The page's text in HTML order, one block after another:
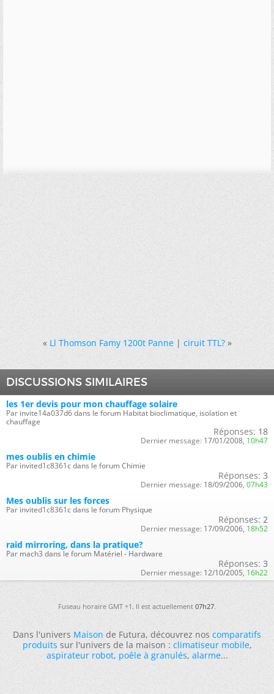
« Ll Thomson Famy 1200t Panne|ciruit TTL? »
DISCUSSIONS SIMILAIRES
les 1er devis pour mon chauffage solaire
Par invite14a037d6 dans le forum Habitat bioclimatique, isolation et
chauffage
Réponses: 18
Dernier message: 17/01/2008, 10h47
mes oublis en chimie
Par invited1c8361c dans le forum Chimie
Réponses: 3
Dernier message: 18/09/2006, 07h43
Mes oublis sur les forces
Par invited1c8361c dans le forum Physique
Réponses: 2
Dernier message: 17/09/2006, 18h52
raid mirroring, dans la pratique?
Par mach3 dans le forum Matériel - Hardware
Réponses: 3
Dernier message: 12/10/2005, 16h22
Fuseau horaire GMT +1. Il est actuellement07h27.
Dans l'universMaisonde Futura, découvrez noscomparatifs
produitssur l'univers de la maison :climatiseur mobile,
aspirateur robot,poêle à granulés,alarme...